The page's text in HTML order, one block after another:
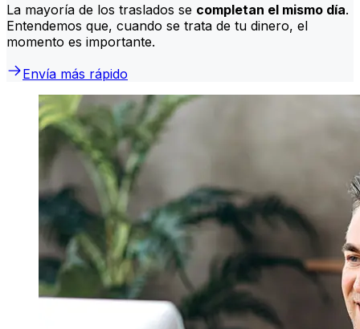
La mayoría de los traslados se completan el mismo día.
Entendemos que, cuando se trata de tu dinero, el
momento es importante.
Envía más rápido